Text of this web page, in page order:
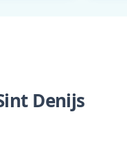
Denijs